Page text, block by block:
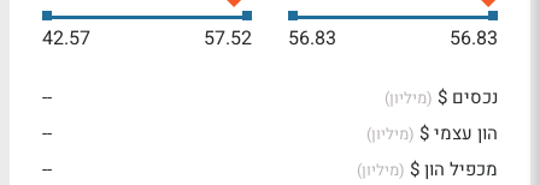
56.83
56.83
57.52
42.57
נכסים $ (מיליון)
--
הון עצמי $ (מיליון)
--
מכפיל הון $ (מיליון)
--